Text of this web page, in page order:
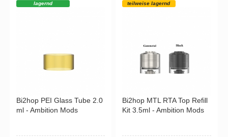
lagernd
Bi2hop PEI Glass Tube 2.0
ml - Ambition Mods
teilweise lagernd
Bi2hop MTL RTA Top Refill
Kit 3.5ml - Ambition Mods